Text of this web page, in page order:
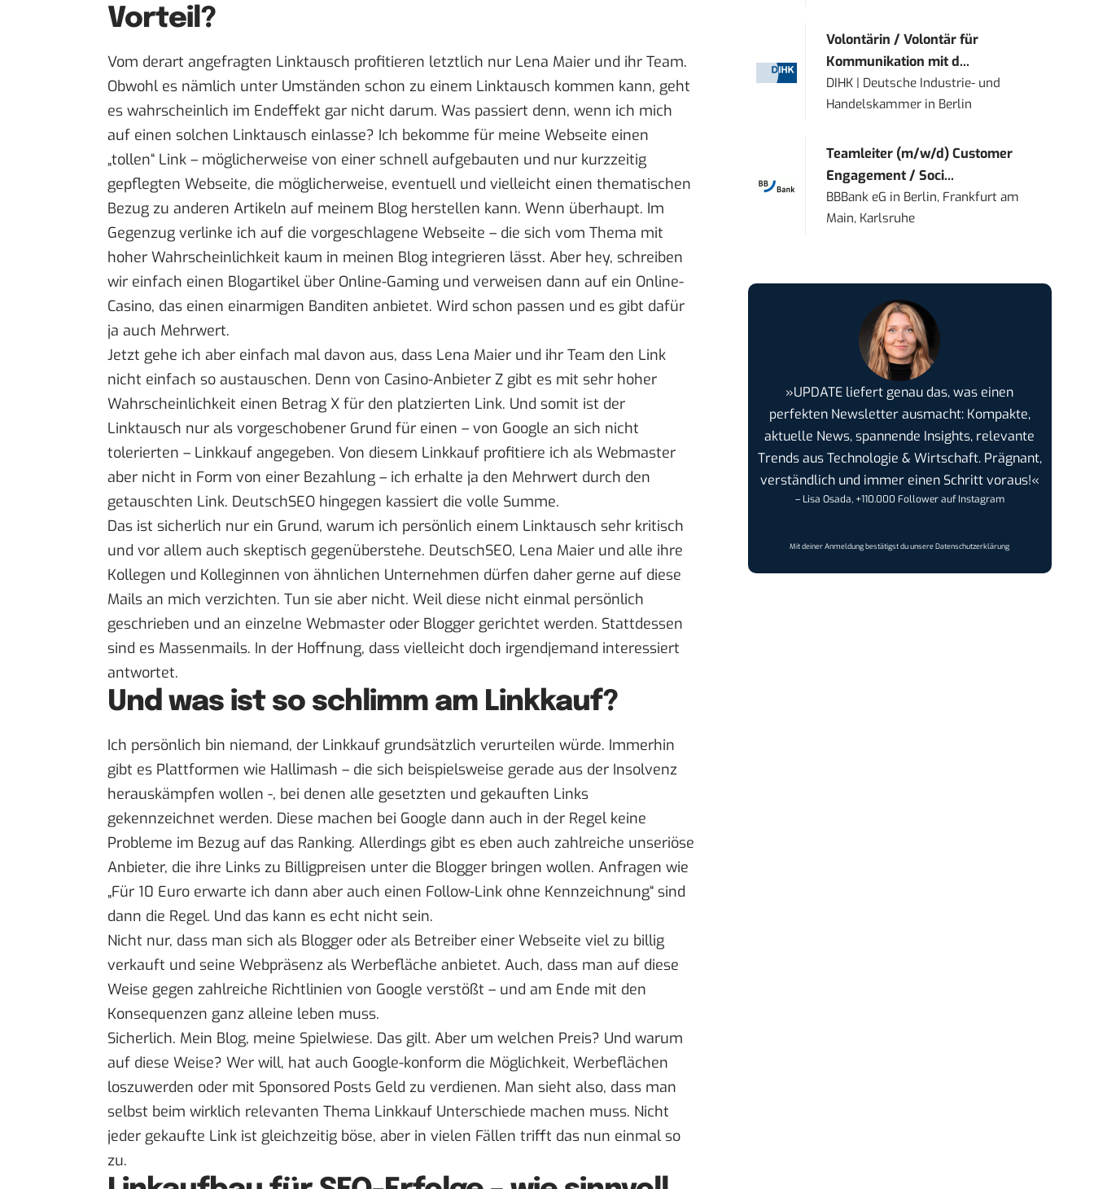
Vorteil?
Vom derart angefragten Linktausch profitieren letztlich nur Lena Maier und ihr Team.
Obwohl es nämlich unter Umständen schon zu einem Linktausch kommen kann, geht
es wahrscheinlich im Endeffekt gar nicht darum. Was passiert denn, wenn ich mich
auf einen solchen Linktausch einlasse? Ich bekomme für meine Webseite einen
„tollen“ Link – möglicherweise von einer schnell aufgebauten und nur kurzzeitig
gepflegten Webseite, die möglicherweise, eventuell und vielleicht einen thematischen
Bezug zu anderen Artikeln auf meinem Blog herstellen kann. Wenn überhaupt. Im
Gegenzug verlinke ich auf die vorgeschlagene Webseite – die sich vom Thema mit
hoher Wahrscheinlichkeit kaum in meinen Blog integrieren lässt. Aber hey, schreiben
wir einfach einen Blogartikel über Online-Gaming und verweisen dann auf ein Online-
Casino, das einen einarmigen Banditen anbietet. Wird schon passen und es gibt dafür
ja auch Mehrwert.
Jetzt gehe ich aber einfach mal davon aus, dass Lena Maier und ihr Team den Link
nicht einfach so austauschen. Denn von Casino-Anbieter Z gibt es mit sehr hoher
Wahrscheinlichkeit einen Betrag X für den platzierten Link. Und somit ist der
Linktausch nur als vorgeschobener Grund für einen – von Google an sich nicht
tolerierten – Linkkauf angegeben. Von diesem Linkkauf profitiere ich als Webmaster
aber nicht in Form von einer Bezahlung – ich erhalte ja den Mehrwert durch den
getauschten Link. DeutschSEO hingegen kassiert die volle Summe.
Das ist sicherlich nur ein Grund, warum ich persönlich einem Linktausch sehr kritisch
und vor allem auch skeptisch gegenüberstehe. DeutschSEO, Lena Maier und alle ihre
Kollegen und Kolleginnen von ähnlichen Unternehmen dürfen daher gerne auf diese
Mails an mich verzichten. Tun sie aber nicht. Weil diese nicht einmal persönlich
geschrieben und an einzelne Webmaster oder Blogger gerichtet werden. Stattdessen
sind es Massenmails. In der Hoffnung, dass vielleicht doch irgendjemand interessiert
antwortet.
Und was ist so schlimm am Linkkauf?
Ich persönlich bin niemand, der Linkkauf grundsätzlich verurteilen würde. Immerhin
gibt es Plattformen wie Hallimash – die sich beispielsweise gerade aus der Insolvenz
herauskämpfen wollen -, bei denen alle gesetzten und gekauften Links
gekennzeichnet werden. Diese machen bei Google dann auch in der Regel keine
Probleme im Bezug auf das Ranking. Allerdings gibt es eben auch zahlreiche unseriöse
Anbieter, die ihre Links zu Billigpreisen unter die Blogger bringen wollen. Anfragen wie
„Für 10 Euro erwarte ich dann aber auch einen Follow-Link ohne Kennzeichnung“ sind
dann die Regel. Und das kann es echt nicht sein.
Nicht nur, dass man sich als Blogger oder als Betreiber einer Webseite viel zu billig
verkauft und seine Webpräsenz als Werbefläche anbietet. Auch, dass man auf diese
Weise gegen zahlreiche Richtlinien von Google verstößt – und am Ende mit den
Konsequenzen ganz alleine leben muss.
Sicherlich. Mein Blog, meine Spielwiese. Das gilt. Aber um welchen Preis? Und warum
auf diese Weise? Wer will, hat auch Google-konform die Möglichkeit, Werbeflächen
loszuwerden oder mit Sponsored Posts Geld zu verdienen. Man sieht also, dass man
selbst beim wirklich relevanten Thema Linkkauf Unterschiede machen muss. Nicht
jeder gekaufte Link ist gleichzeitig böse, aber in vielen Fällen trifft das nun einmal so
zu.
Volontärin / Volontär für
Kommunikation mit d...
DIHK | Deutsche Industrie- und
Handelskammer in Berlin
Teamleiter (m/w/d) Customer
Engagement / Soci...
BBBank eG in Berlin, Frankfurt am
Main, Karlsruhe
»UPDATE liefert genau das, was einen
perfekten Newsletter ausmacht: Kompakte,
aktuelle News, spannende Insights, relevante
Trends aus Technologie & Wirtschaft. Prägnant,
verständlich und immer einen Schritt voraus!«
– Lisa Osada, +110.000 Follower auf Instagram
Mit deiner Anmeldung bestätigst du unsereDatenschutzerklärung